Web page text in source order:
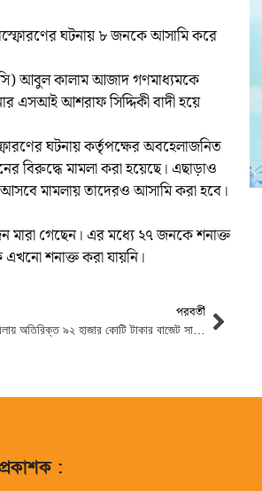
ঘটনায় ৮ জনকে আসামি করে
আবুল কালাম আজাদ গণমাধ্যমকে
এসআই আশরাফ সিদ্দিকী বাদী হয়ে
ঘটনায় কর্তৃপক্ষের অবহেলাজনিত
মামলা করা হয়েছে। এছাড়াও
আসবে মামলায় তাদেরও আসামি করা হবে।
মারা গেছেন। এর মধ্যে ২৭ জনকে শনাক্ত
শনাক্ত করা যায়নি।
পরবর্তী
সংকট মোকাবিলায় অতিরিক্ত ৯২ হাজার কোটি টাকার বাজেট সাপোর্ট
: